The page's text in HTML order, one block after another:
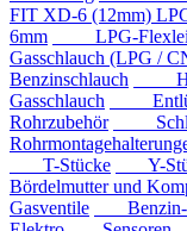
FIT XD-6 (12mm)
6mm
LPG-
Gasschlauch (LPG /
Benzinschlauch
Gasschlauch
Rohrzubehör
T-Stücke
Y-
Bördelmutter und
Gasventile
Benzin-